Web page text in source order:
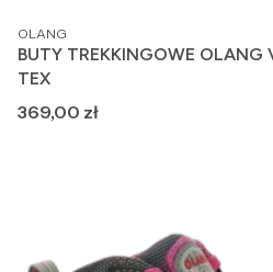
PRODUCENT
OLANG
BUTY TREKKINGOWE
TEX
Cena
369,00 zł